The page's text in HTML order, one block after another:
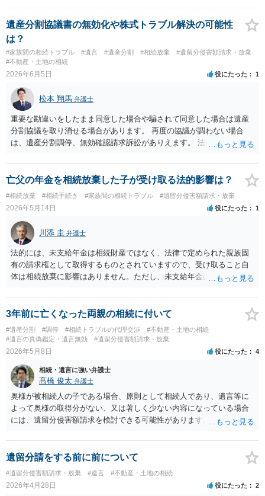
が考えられます。和解の余地があるかにもよりますが、このタイミン
グで中途解約しても、新たに受任してくれる弁護士がいるかどうか気
になるところです。弁護士に個別に相談した方が良いと思われます。
遺産分割協議書の無効化や株式トラブル解決の可能性
は？
#家族間の相続トラブル #遺言 #遺産分割 #相続放棄
#遺留分侵害額請求・放棄
#不動産・土地の相続
2026年6月5日 役にたった 1
松本 翔馬 弁護士
重要な勘違いをしたまま同意した場合や騙されて同意した場合は遺産
分割協議を取り消せる場合があります。 再度の協議が調わない場合
は、遺産分割調停、無効確認請求訴訟がありえます。 法律事務所で個
亡父の年金を相続放棄した子が受け取る法的影響は？
#相続放棄 #相続手続き #家族間の相続トラブル #遺留分侵害額請求・放棄
2026年5月14日 役にたった 1
川添 圭 弁護士
法的には、未支給年金は相続財産ではなく、法律で定められた親族固
有の請求権として取得するものとされていますので、受け取ること自
体は相続放棄に影響はありません。ただし、未支給年金は年金受給口
引き出せるのか、引き出せたとして法定単純承認と誤解されて債権者
から相続放棄を争われるリスクをどう受け止めるか、といった問題だ
3年前に亡くなった両親の相続に付いて
#遺産分割 #調停 #相続トラブルの代理交渉
#不動産・土地の相続
#遺言の真偽鑑定・遺言無効
#遺留分侵害額請求・放棄
2026年5月8日 役にたった 4
相続・遺言に強い弁護士
髙橋 俊太 弁護士
奥様が被相続人の子である場合、原則として相続人であり、遺言等に
よって奥様の取得分がない、又は著しく少ない内容になっている場合
には、遺留分侵害額請求を検討できる可能性があります。ただし、
記の義務化に関する説明と混同されている可能性があります。相続登
記については、不動産を相続で取得したことを知った日から３年以内
に申請する義務があります。一方、遺留分侵害額請求は、相続開始お
よび遺留分を侵害する贈与・遺贈があったことを知った時から１年で
時効にかかります。また、相続開始から１０年が経過すると、認識の
遺留分請をする前に前について
#遺留分侵害額請求・放棄 #遺言 #不動産・土地の相続
2026年4月28日 役にたった 2